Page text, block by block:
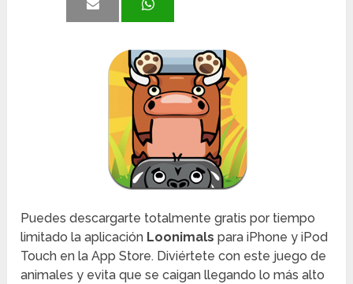
Puedes descargarte totalmente gratis por tiempo
limitado la aplicación Loonimalspara iPhone y iPod
Touch en la App Store. Diviértete con este juego de
animales y evita que se caigan llegando lo más alto